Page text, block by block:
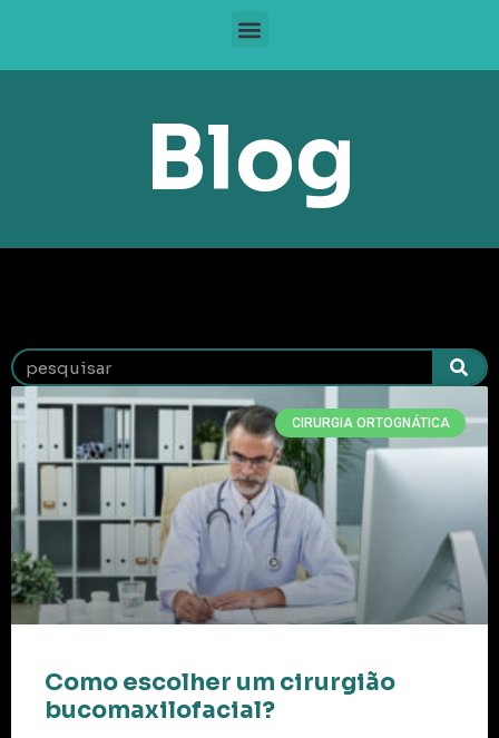
Blog
CIRURGIA ORTOGNÁTICA
Como escolher um cirurgião
bucomaxilofacial?